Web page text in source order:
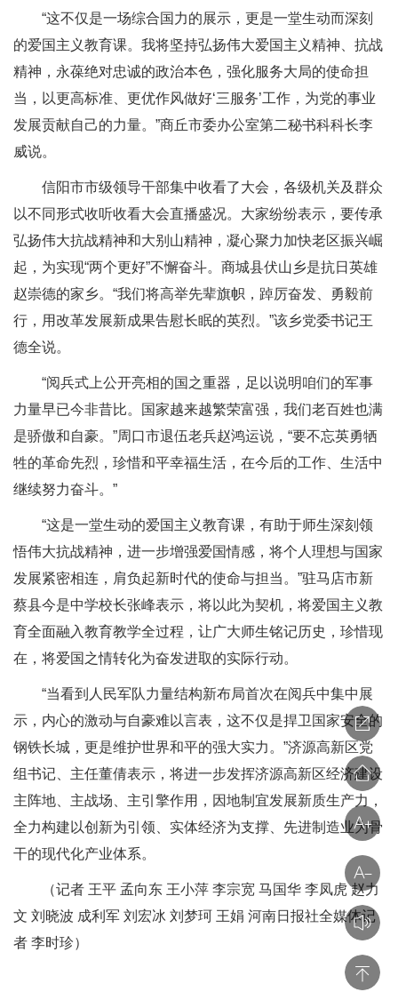
“这不仅是一场综合国力的展示，更是一堂生动而深刻
的爱国主义教育课。我将坚持弘扬伟大爱国主义精神、抗战
精神，永葆绝对忠诚的政治本色，强化服务大局的使命担
当，以更高标准、更优作风做好‘三服务’工作，为党的事业
发展贡献自己的力量。”商丘市委办公室第二秘书科科长李
威说。
信阳市市级领导干部集中收看了大会，各级机关及群众
以不同形式收听收看大会直播盛况。大家纷纷表示，要传承
弘扬伟大抗战精神和大别山精神，凝心聚力加快老区振兴崛
起，为实现“两个更好”不懈奋斗。商城县伏山乡是抗日英雄
赵崇德的家乡。“我们将高举先辈旗帜，踔厉奋发、勇毅前
行，用改革发展新成果告慰长眠的英烈。”该乡党委书记王
德全说。
“阅兵式上公开亮相的国之重器，足以说明咱们的军事
力量早已今非昔比。国家越来越繁荣富强，我们老百姓也满
是骄傲和自豪。”周口市退伍老兵赵鸿运说，“要不忘英勇牺
牲的革命先烈，珍惜和平幸福生活，在今后的工作、生活中
继续努力奋斗。”
“这是一堂生动的爱国主义教育课，有助于师生深刻领
悟伟大抗战精神，进一步增强爱国情感，将个人理想与国家
发展紧密相连，肩负起新时代的使命与担当。”驻马店市新
蔡县今是中学校长张峰表示，将以此为契机，将爱国主义教
育全面融入教育教学全过程，让广大师生铭记历史，珍惜现
在，将爱国之情转化为奋发进取的实际行动。
“当看到人民军队力量结构新布局首次在阅兵中集中展
示，内心的激动与自豪难以言表，这不仅是捍卫国家安全的
钢铁长城，更是维护世界和平的强大实力。”济源高新区党
组书记、主任董倩表示，将进一步发挥济源高新区经济建设
主阵地、主战场、主引擎作用，因地制宜发展新质生产力，
全力构建以创新为引领、实体经济为支撑、先进制造业为骨
干的现代化产业体系。
（记者 王平 孟向东 王小萍 李宗宽 马国华 李凤虎 赵力
文 刘晓波 成利军 刘宏冰 刘梦珂 王娟 河南日报社全媒体记
者 李时珍）